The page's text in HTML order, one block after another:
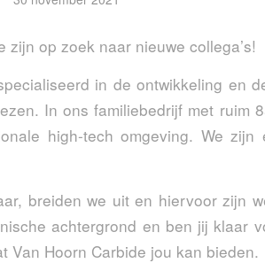
op zoek naar nieuwe collega’s!
in de ontwikkeling en
In ons familiebedrijf met ruim
high-tech omgeving. We zijn
breiden we uit en hiervoor zijn
achtergrond en ben jij klaar
Van Hoorn Carbide jou kan bieden.